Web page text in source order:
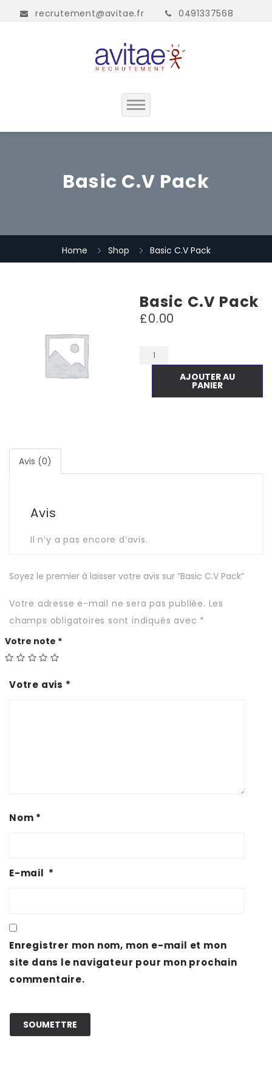
recrutement@avitae.fr 0491337568
Accueil
Basic C.V Pack
Home Shop Basic C.V Pack
Basic C.V Pack
£0.00
AJOUTER AU
PANIER
Avis (0)
Avis
Il n’y a pas encore d’avis.
Soyez le premier à laisser votre avis sur “Basic C.V Pack”
Votre adresse e-mail ne sera pas publiée. Les
champs obligatoires sont indiqués avec *
Votre note *
Votre avis *
Nom *
E-mail *
Enregistrer mon nom, mon e-mail et mon
site dans le navigateur pour mon prochain
commentaire.